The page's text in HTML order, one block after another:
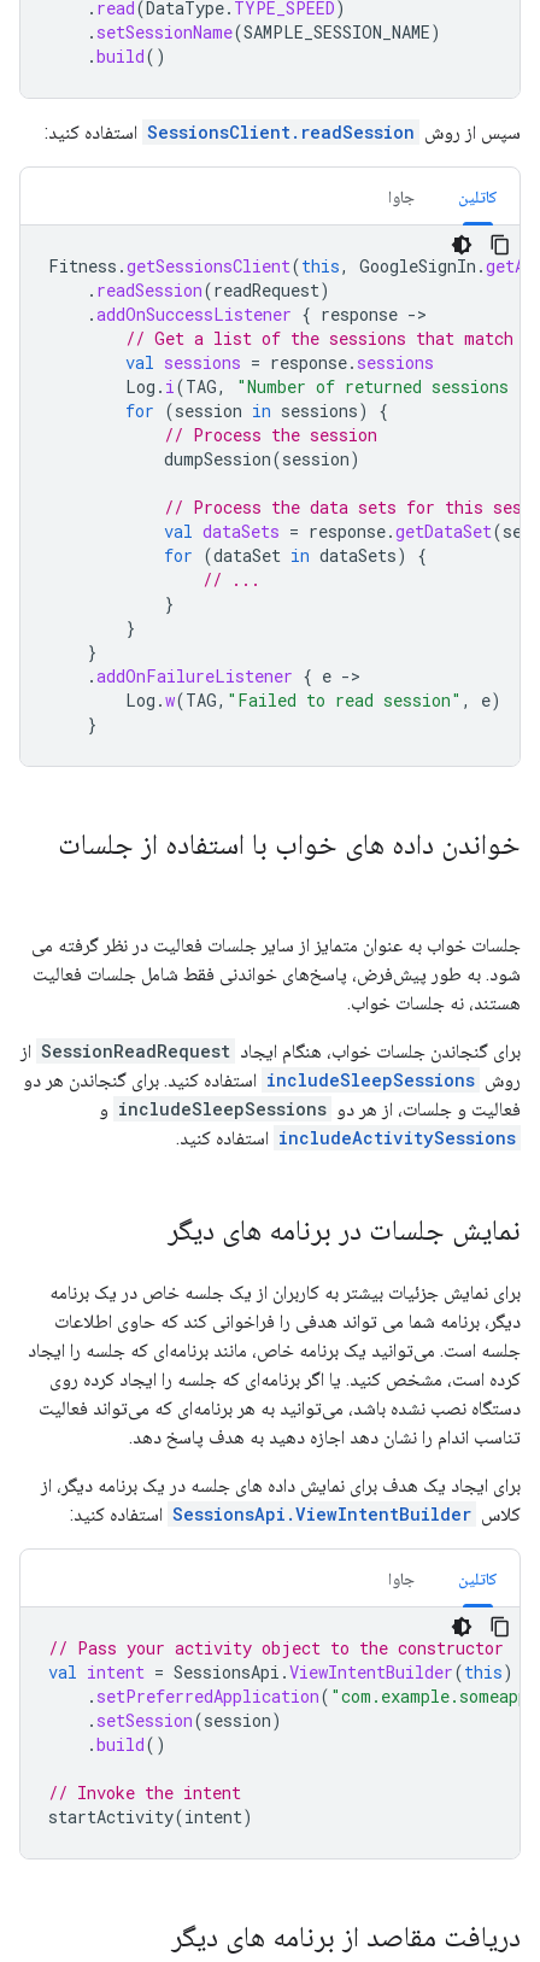
. read(DataType. TYPE_SPEED)
. setSessionName(SAMPLE_SESSION_NAME)
.build()
سپس از روش SessionsClient.readSession استفاده کنید:
کاتلین جاوا
Fitness .getSessionsClient(this, GoogleSignIn .
. readSession(readRequest)
.addOnSuccessListener { response -
// Get a list of the sessions that match
val sessions = response. sessions
Log . i(TAG,
"Number of returned sessions
for (session in sessions)
{
// Process the session
dumpSession(session)
// Process the data sets for this
val dataSets = response.getDataSet(
for (dataSet in dataSets)
{
// ...
}
}
}
.addOnFailureListener { e -
Log .w(TAG, "Failed to read session" , e)
}
خواندن داده های خواب با استفاده از جلسات
جلسات خواب به عنوان متمایز از سایر جلسات فعالیت در نظر گرفته می
شود. به طور پیش‌فرض، پاسخ‌های خواندنی فقط شامل جلسات فعالیت
هستند، نه جلسات خواب.
برای گنجاندن جلسات خواب، هنگام ایجاد SessionReadRequest از
روش includeSleepSessions استفاده کنید. برای گنجاندن هر دو
فعالیت و جلسات، از هر دو includeSleepSessions و
includeActivitySessions استفاده کنید.
نمایش جلسات در برنامه های دیگر
برای نمایش جزئیات بیشتر به کاربران از یک جلسه خاص در یک برنامه
دیگر، برنامه شما می تواند هدفی را فراخوانی کند که حاوی اطلاعات
جلسه است. می‌توانید یک برنامه خاص، مانند برنامه‌ای که جلسه را ایجاد
کرده است، مشخص کنید. یا اگر برنامه‌ای که جلسه را ایجاد کرده روی
دستگاه نصب نشده باشد، می‌توانید به هر برنامه‌ای که می‌تواند فعالیت
تناسب اندام را نشان دهد اجازه دهید به هدف پاسخ دهد.
برای ایجاد یک هدف برای نمایش داده های جلسه در یک برنامه دیگر، از
کلاس SessionsApi.ViewIntentBuilder استفاده کنید:
کاتلین جاوا
// Pass your activity object to the constructor
val intent = SessionsApi .ViewIntentBuilder(this)
. setPreferredApplication( "com.example.someapp"
. setSession(session)
.build()
// Invoke the intent
startActivity(intent)
دریافت مقاصد از برنامه های دیگر